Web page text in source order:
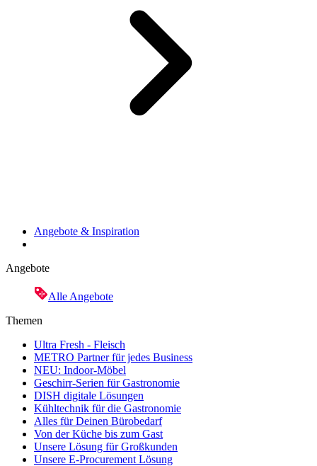
Angebote & Inspiration
Angebote
Alle Angebote
Themen
Ultra Fresh - Fleisch
METRO Partner für jedes Business
NEU: Indoor-Möbel
Geschirr-Serien für Gastronomie
DISH digitale Lösungen
Kühltechnik für die Gastronomie
Alles für Deinen Bürobedarf
Von der Küche bis zum Gast
Unsere Lösung für Großkunden
Unsere E-Procurement Lösung